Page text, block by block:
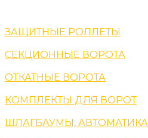
ЗАЩИТНЫЕ РОЛЛЕТЫ
СЕКЦИОННЫЕ ВОРОТА
ОТКАТНЫЕ ВОРОТА
КОМПЛЕКТЫ ДЛЯ ВОРОТ
ШЛАГБАУМЫ, АВТОМАТИКА